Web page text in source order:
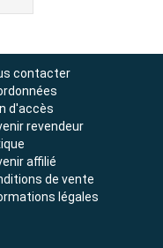
contacter
d'accès
revendeur
affilié
de vente
légales